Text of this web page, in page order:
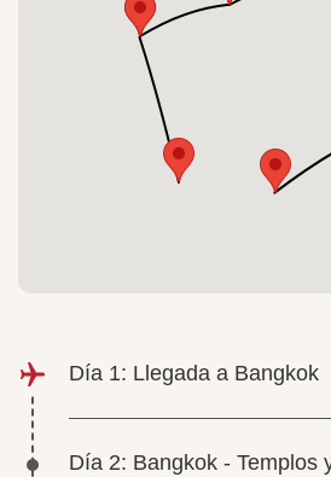
Día 1: Llegada a Bangkok
Día 2: Bangkok - Templos